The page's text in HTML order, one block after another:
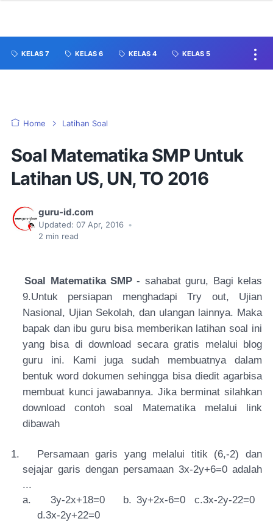
KELAS 7 KELAS 6 KELAS 4 KELAS 5
Home Latihan Soal
Soal Matematika SMP Untuk
Latihan US, UN, TO 2016
guru-id.com
Updated: 07 Apr, 2016 •
2 min read
Soal Matematika SMP - sahabat guru, Bagi kelas
9.Untuk persiapan menghadapi Try out, Ujian
Nasional, Ujian Sekolah, dan ulangan lainnya. Maka
bapak dan ibu guru bisa memberikan latihan soal ini
yang bisa di download secara gratis melalui blog
guru ini. Kami juga sudah membuatnya dalam
bentuk word dokumen sehingga bisa diedit agarbisa
membuat kunci jawabannya. Jika berminat silahkan
download contoh soal Matematika melalui link
dibawah
1.
Persamaan garis yang melalui titik (6,-2) dan
sejajar garis dengan persamaan 3x-2y+6=0 adalah
...
a.
3y-2x+18=0 b. 3y+2x-6=0 c.3x-2y-22=0
d.3x-2y+22=0